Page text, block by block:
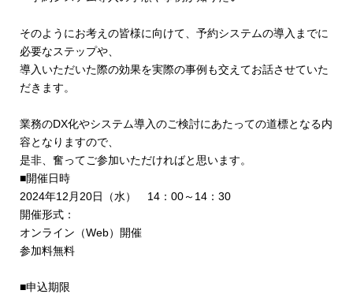
そのようにお考えの皆様に向けて、予約システムの導入までに
必要なステップや、
導入いただいた際の効果を実際の事例も交えてお話させていた
だきます。
業務のDX化やシステム導入のご検討にあたっての道標となる内
容となりますので、
是非、奮ってご参加いただければと思います。
■開催日時
2024年12月20日（水） 14：00～14：30
開催形式：
オンライン（Web）開催
参加料無料
■申込期限